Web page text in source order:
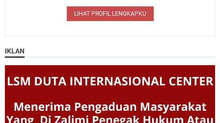
LIHAT PROFIL LENGKAPKU
IKLAN